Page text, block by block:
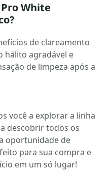
White
de clareamento
hálito agradável e
de limpeza após a
você a explorar a linha
descobrir todos os
oportunidade de
para sua compra e
em um só lugar!